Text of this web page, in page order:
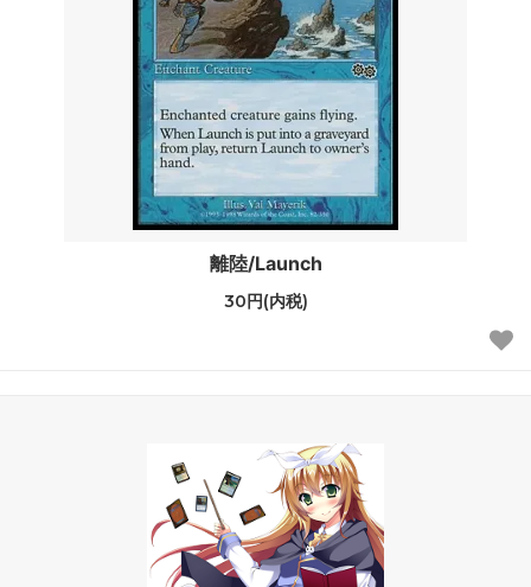
離陸/Launch
30円(内税)